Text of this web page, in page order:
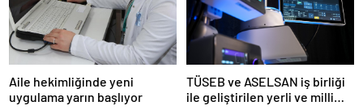
Aile hekimliğinde yeni
uygulama yarın başlıyor
TÜSEB ve ASELSAN iş birliği
ile geliştirilen yerli ve milli